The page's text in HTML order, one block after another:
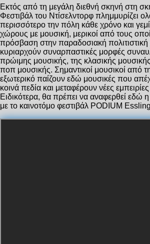
Εκτός από τη μεγάλη διεθνή σκηνή στη
Φεστιβάλ του Ντίσελντορφ πλημμυρίζει
περισσότερο την πόλη κάθε χρόνο και
χώρους με μουσική, μερικοί από τους
πρόσβαση στην παραδοσιακή
κυριαρχούν συναρπαστικές μορφές
πρώιμης μουσικής, της κλασικής
ποπ μουσικής. Σημαντικοί μουσικοί από
εξωτερικό παίζουν εδώ μουσικές που
κοινά πεδία και μεταφέρουν νέες
Ειδικότερα, θα πρέπει να αναφερθεί εδώ
με το καινοτόμο φεστιβάλ PODIUM